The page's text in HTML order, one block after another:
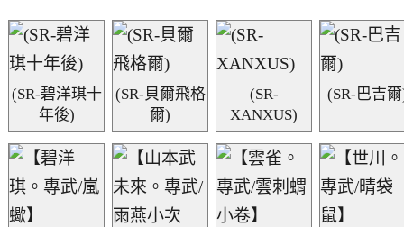
(SR-碧洋琪十
年後)
(SR-貝爾飛格
爾)
(SR-
XANXUS)
(SR-巴吉